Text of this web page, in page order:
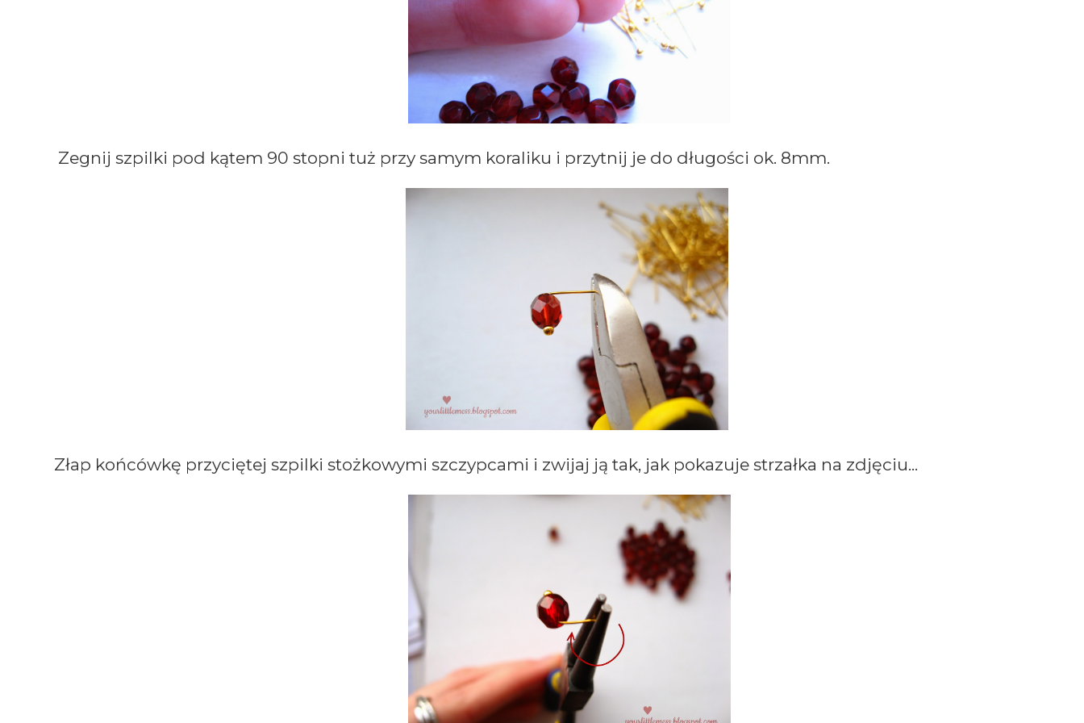
Zegnij szpilki pod kątem 90 stopni tuż przy samym koraliku i przytnij je do długości ok. 8mm.
Złap końcówkę przyciętej szpilki stożkowymi szczypcami i zwijaj ją tak, jak pokazuje strzałka na zdjęciu...